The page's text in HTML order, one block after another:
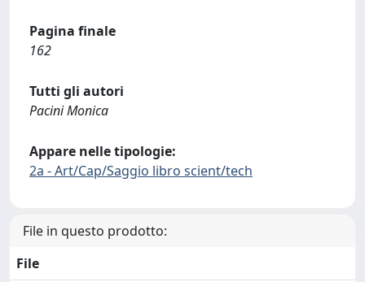
Pagina finale
162
Tutti gli autori
Pacini Monica
Appare nelle tipologie:
2a - Art/Cap/Saggio libro scient/tech
File in questo prodotto:
File